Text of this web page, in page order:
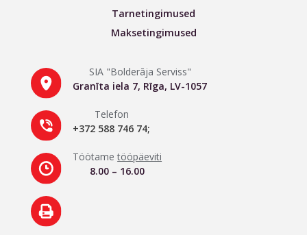
Tarnetingimused
Maksetingimused
SIA "Bolderāja Serviss"
Granīta iela 7, Rīga, LV-1057
Telefon
+372 588 746 74;
Töötametööpäeviti
8.00 – 16.00